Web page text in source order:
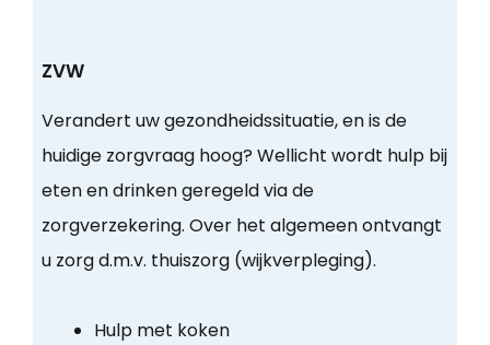
ZVW
Verandert uw gezondheidssituatie, en is de
huidige zorgvraag hoog? Wellicht wordt hulp bij
eten en drinken geregeld via de
zorgverzekering. Over het algemeen ontvangt
u zorg d.m.v. thuiszorg (wijkverpleging).
Hulp met koken